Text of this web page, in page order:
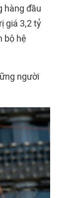
hàng đầu
giá 3,2 tỷ
bộ hệ
người